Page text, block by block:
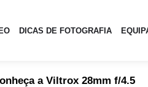
DICAS DE FOTOGRAFIA
a Viltrox 28mm f/4.5